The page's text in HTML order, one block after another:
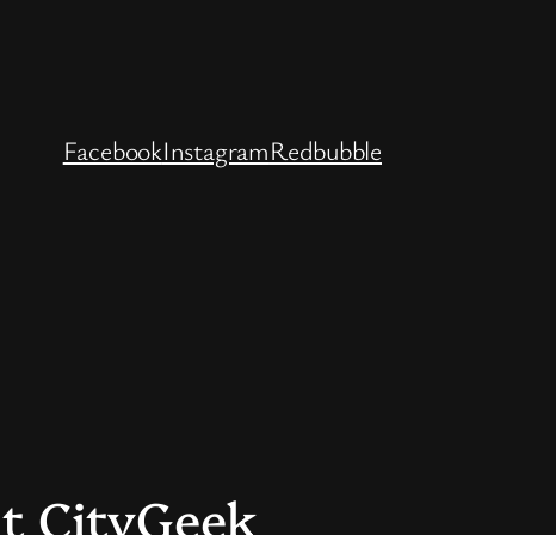
FacebookInstagramRedbubble
CityGeek